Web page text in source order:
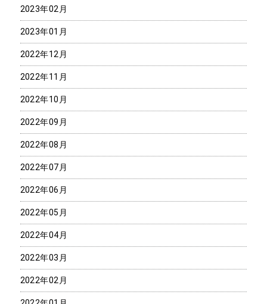
2023年02月
2023年01月
2022年12月
2022年11月
2022年10月
2022年09月
2022年08月
2022年07月
2022年06月
2022年05月
2022年04月
2022年03月
2022年02月